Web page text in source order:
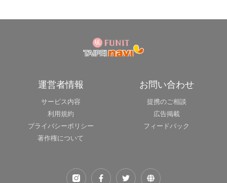
運営者情報
サービス内容
利用規約
プライバシーポリシー
著作権について
お問い合わせ
提携のご相談
広告掲載
フィードバック